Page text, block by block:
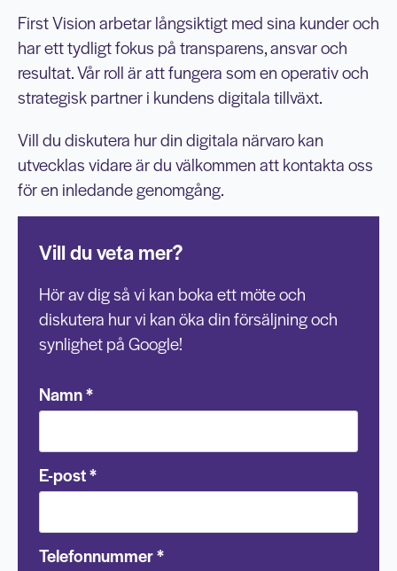
First Vision arbetar långsiktigt med sina kunder och
har ett tydligt fokus på transparens, ansvar och
resultat. Vår roll är att fungera som en operativ och
strategisk partner i kundens digitala tillväxt.
Vill du diskutera hur din digitala närvaro kan
utvecklas vidare är du välkommen att kontakta oss
för en inledande genomgång.
Vill du veta mer?
Hör av dig så vi kan boka ett möte och
diskutera hur vi kan öka din försäljning och
synlighet på Google!
Namn*
E-post*
Telefonnummer*